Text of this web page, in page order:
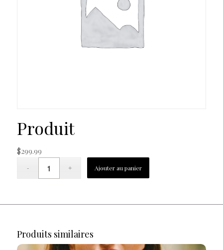
Produit
$299.99
Ajouter au panier
Produits similaires